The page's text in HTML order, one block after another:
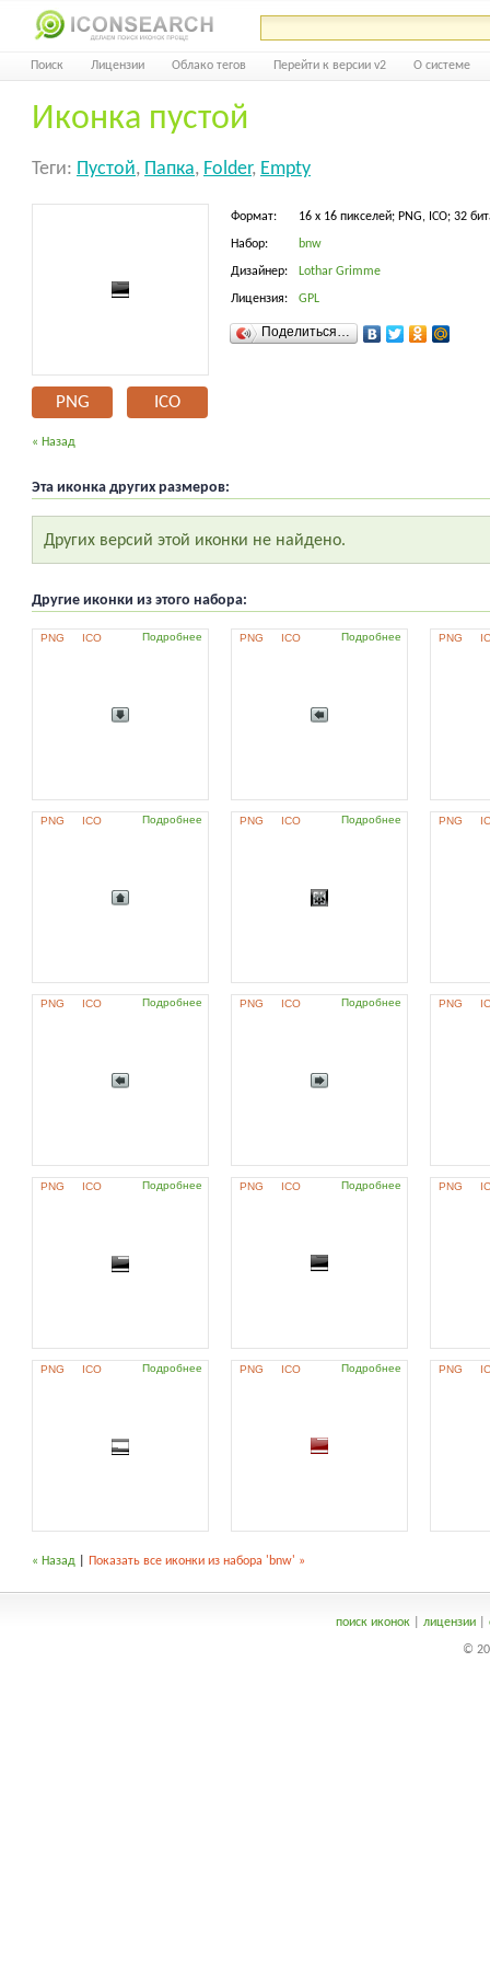
Поиск Лицензии Облако тегов Перейти к версии v2 О системе
Иконка пустой
Теги: Пустой, Папка, Folder, Empty
PNG ICO
Формат: 16 x 16 пикселей; PNG, ICO; 32
Набор: bnw
Дизайнер: Lothar Grimme
Лицензия: GPL
Поделиться…
« Назад
Эта иконка других размеров:
Других версий этой иконки не найдено.
Другие иконки из этого набора:
PNG ICO Подробнее PNG ICO Подробнее PNG
PNG ICO Подробнее PNG ICO Подробнее PNG
PNG ICO Подробнее PNG ICO Подробнее PNG
PNG ICO Подробнее PNG ICO Подробнее PNG
PNG ICO Подробнее PNG ICO Подробнее PNG
« Назад Показать все иконки из набора 'bnw' »
поиск иконок| лицензии|
©